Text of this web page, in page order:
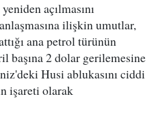
açılmasını
ilişkin umutlar,
ana petrol türünün
başına 2 dolar gerilemesine
Husi ablukasını ciddi
işareti olarak